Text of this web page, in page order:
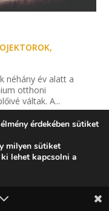
,
néhány év alatt a
otthoni
váltak. A...
érdekében sütiket
milyen sütiket
ki lehet kapcsolni a